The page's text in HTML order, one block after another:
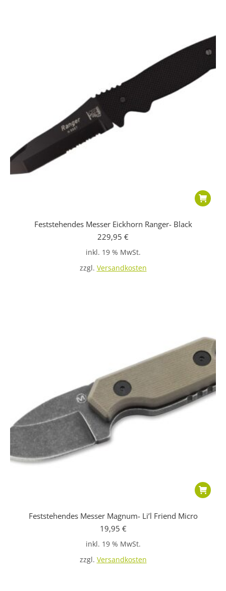
Feststehendes Messer Eickhorn Ranger- Black
229,95 €
inkl. 19 % MwSt.
zzgl. Versandkosten
Feststehendes Messer Magnum- Li’l Friend Micro
19,95 €
inkl. 19 % MwSt.
zzgl. Versandkosten